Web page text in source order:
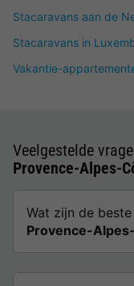
Stacaravans aan de
Stacaravans in
Vakantie-
Veelgestelde
Provence-Alpes-
Wat zijn de
Provence-